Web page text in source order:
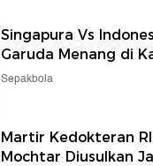
Singapura Vs
Garuda Menang di
Sepakbola
Martir Kedokteran
Mochtar Diusulkan